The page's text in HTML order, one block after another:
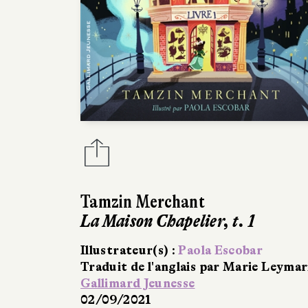
Tamzin Merchant
La Maison Chapelier, t. 1
Illustrateur(s) :Paola Escobar
Traduit de l'anglais par Marie
Gallimard Jeunesse
02/09/2021